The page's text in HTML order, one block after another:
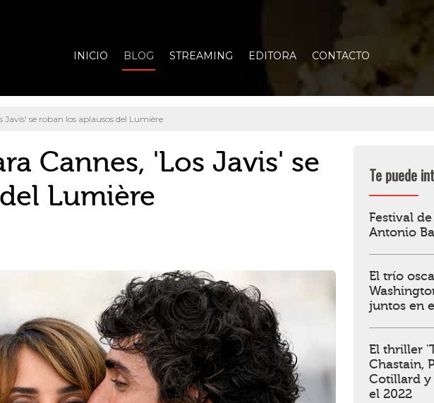
INICIO BLOG STREAMING EDITORA CONTACTO
se roban los aplausos del Lumière
Cannes, 'Los Javis' se
Lumière
Te puede
Festival
Antonio
El trío
juntos en
El thriller
Chastain,
Cotillard y
el 2022